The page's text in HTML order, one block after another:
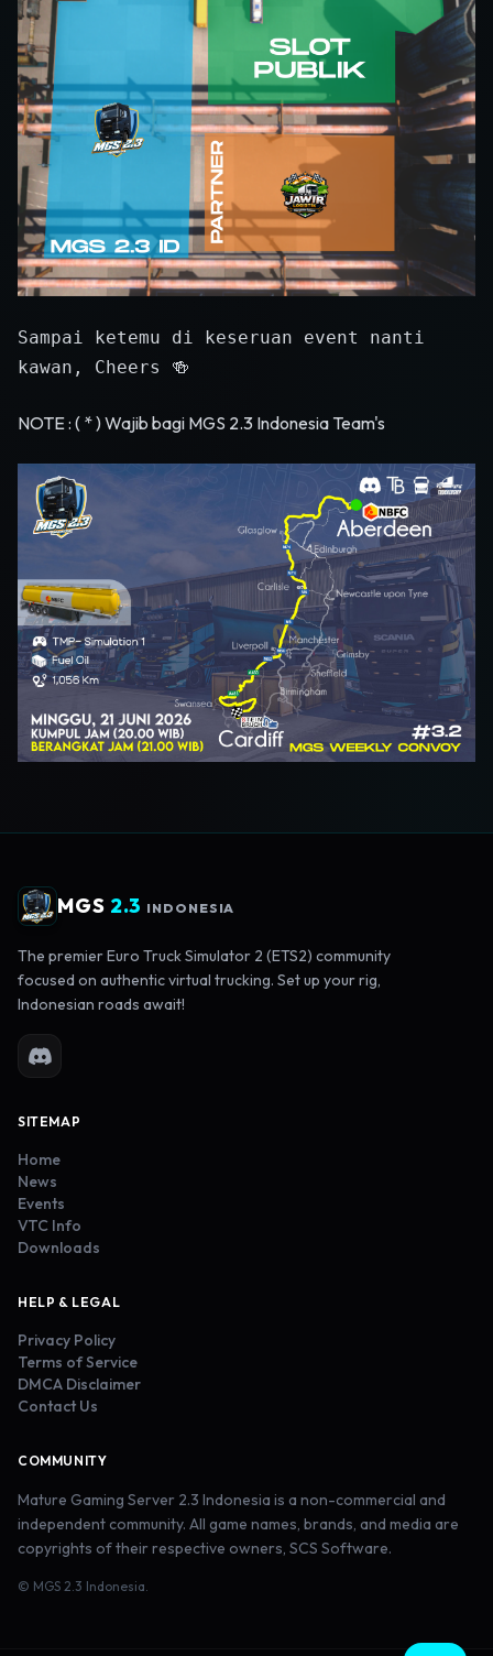
Sampai ketemu di keseruan event nanti
kawan, Cheers 🍻
NOTE : ( * ) Wajib bagi MGS 2.3 Indonesia Team's
MGS 2.3 INDONESIA
The premier Euro Truck Simulator 2 (ETS2) community
focused on authentic virtual trucking. Set up your rig,
Indonesian roads await!
SITEMAP
Home
News
Events
VTC Info
Downloads
HELP & LEGAL
Privacy Policy
Terms of Service
DMCA Disclaimer
Contact Us
COMMUNITY
Mature Gaming Server 2.3 Indonesia is a non-commercial and
independent community. All game names, brands, and media are
copyrights of their respective owners, SCS Software.
© MGS 2.3 Indonesia.